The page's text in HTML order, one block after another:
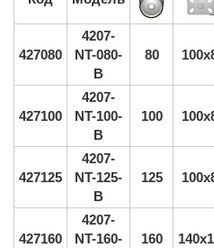
427080
4207-
NT-080-
B
80
427100
4207-
NT-100-
B
100
427125
4207-
NT-125-
B
125
427160
4207-
NT-160-
160